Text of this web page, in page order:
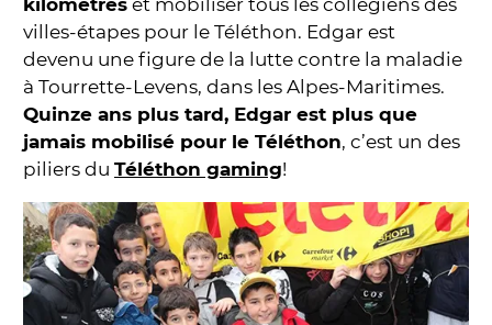
villes-étapes pour le Téléthon. Edgar est
devenu une figure de la lutte contre la maladie
à Tourrette-Levens, dans les Alpes-Maritimes.
Quinze ans plus tard, Edgar est plus que
jamais mobilisé pour le Téléthon, c’est un des
piliers du Téléthon gaming!